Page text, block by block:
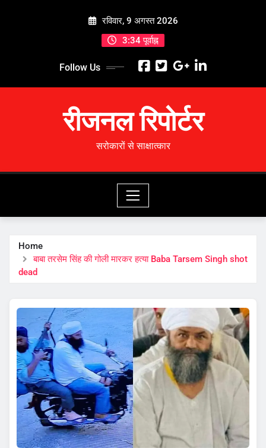
रविवार, 9 अगस्त 2026
3:34 पूर्वाह्न
Follow Us
रीजनल रिपोर्टर
सरोकारों से साक्षात्कार
Home
बाबा तरसेम सिंह की गोली मारकर हत्या Baba Tarsem Singh shot
dead